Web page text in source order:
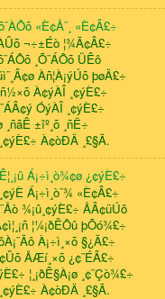
«È¢Å¨¸ «È¢Â£÷
¬÷±Éò ¦¾Ã¢Â£÷
¸Õ¨ÁÔõ ÜÊô
Àñ¦À¡ýÚõ þøÄ£÷
À¢ýÀÎ ¸¢ýÈ£÷
ÓýÀÎ ¸¢ýÈ£÷
¸ñãÊ ±îº¸õ ¸ñË÷
À¢òÐÄ ¸£§Ã.
Á¡÷ì¸ò¾¢ø ¿¢ýÈ£÷
Á¡÷ì¸ò¨¾ «È¢Â£÷
¾¡û¸¢ýÈ£÷ ÅÂ¢üÚô
¦¼¡ðÊÔû þÕó¾£÷
À¡÷ì¸×õ §¿Ã£÷
ÅÆí¸×õ ¿¢¨ÉÂ£÷
¦¸¡ðÊ§À¡ø ¸¢¨Çò¾£÷
À¢òÐÄ ¸£§Ã.